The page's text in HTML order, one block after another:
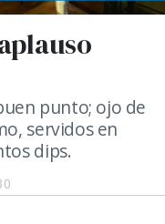
punto; ojo de
servidos en
dips.